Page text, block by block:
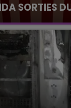
SORTIES